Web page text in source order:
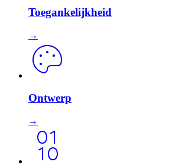
Toegankelijkheid
→
Ontwerp
→